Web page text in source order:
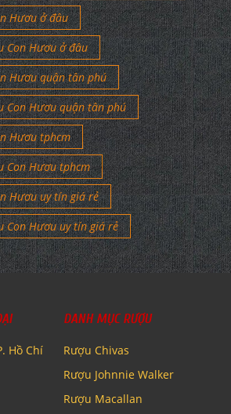
Hươu ở đâu
Con Hươu ở đâu
Hươu quận tân phú
Con Hươu quận tân phú
Hươu tphcm
Con Hươu tphcm
Hươu uy tín giá rẻ
Con Hươu uy tín giá rẻ
Hồ Chí
DANH MỤC RƯỢU
Rượu Chivas
Rượu Johnnie Walker
Rượu Macallan